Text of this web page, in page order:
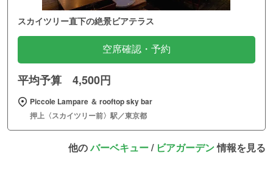
スカイツリー直下の絶景ビアテラス
空席確認・予約
平均予算 4,500円
Piccole Lampare ＆ rooftop sky bar
押上〈スカイツリー前〉駅／東京都
他のバーベキュー/ ビアガーデン情報を見る